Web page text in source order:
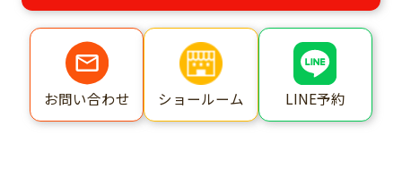
お問い合わせ ショールーム LINE予約